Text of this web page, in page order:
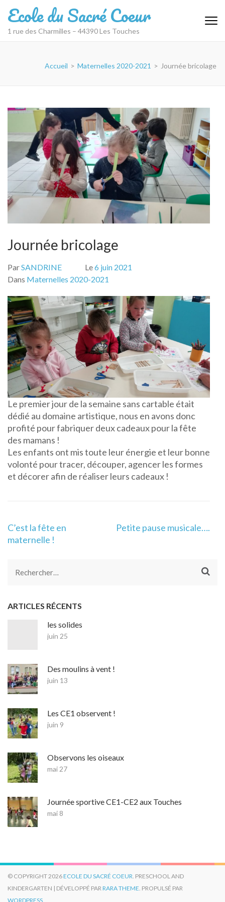
au
contenu
Ecole du Sacré Coeur
1 rue des Charmilles – 44390 Les Touches
Accueil > Maternelles 2020-2021 > Journée bricolage
Journée bricolage
ParSANDRINE Le6 juin 2021
Dans Maternelles 2020-2021
Le premier jour de la semaine sans cartable était
dédié au domaine artistique, nous en avons donc
profité pour fabriquer deux cadeaux pour la fête
des mamans !
Les enfants ont mis toute leur énergie et leur bonne
volonté pour tracer, découper, agencer les formes
et décorer afin de réaliser leurs cadeaux !
Navigation
de
C’est la fête en
maternelle !
Petite pause musicale….
Rechercher :
ARTICLES RÉCENTS
les solides
juin 25
Des moulins à vent !
juin 13
Les CE1 observent !
juin 9
Observons les oiseaux
mai 27
Journée sportive CE1-CE2 aux Touches
mai 8
© COPYRIGHT 2026ECOLE DU SACRÉ COEUR . PRESCHOOL AND
KINDERGARTEN | DÉVELOPPÉ PAR RARA THEME . PROPULSÉ PAR
WORDPRESS.